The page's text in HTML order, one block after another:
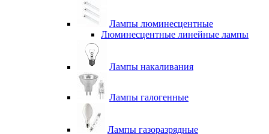
Лампы люминесцентные
Люминесцентные линейные лампы
Лампы накаливания
Лампы галогенные
Лампы газоразрядные